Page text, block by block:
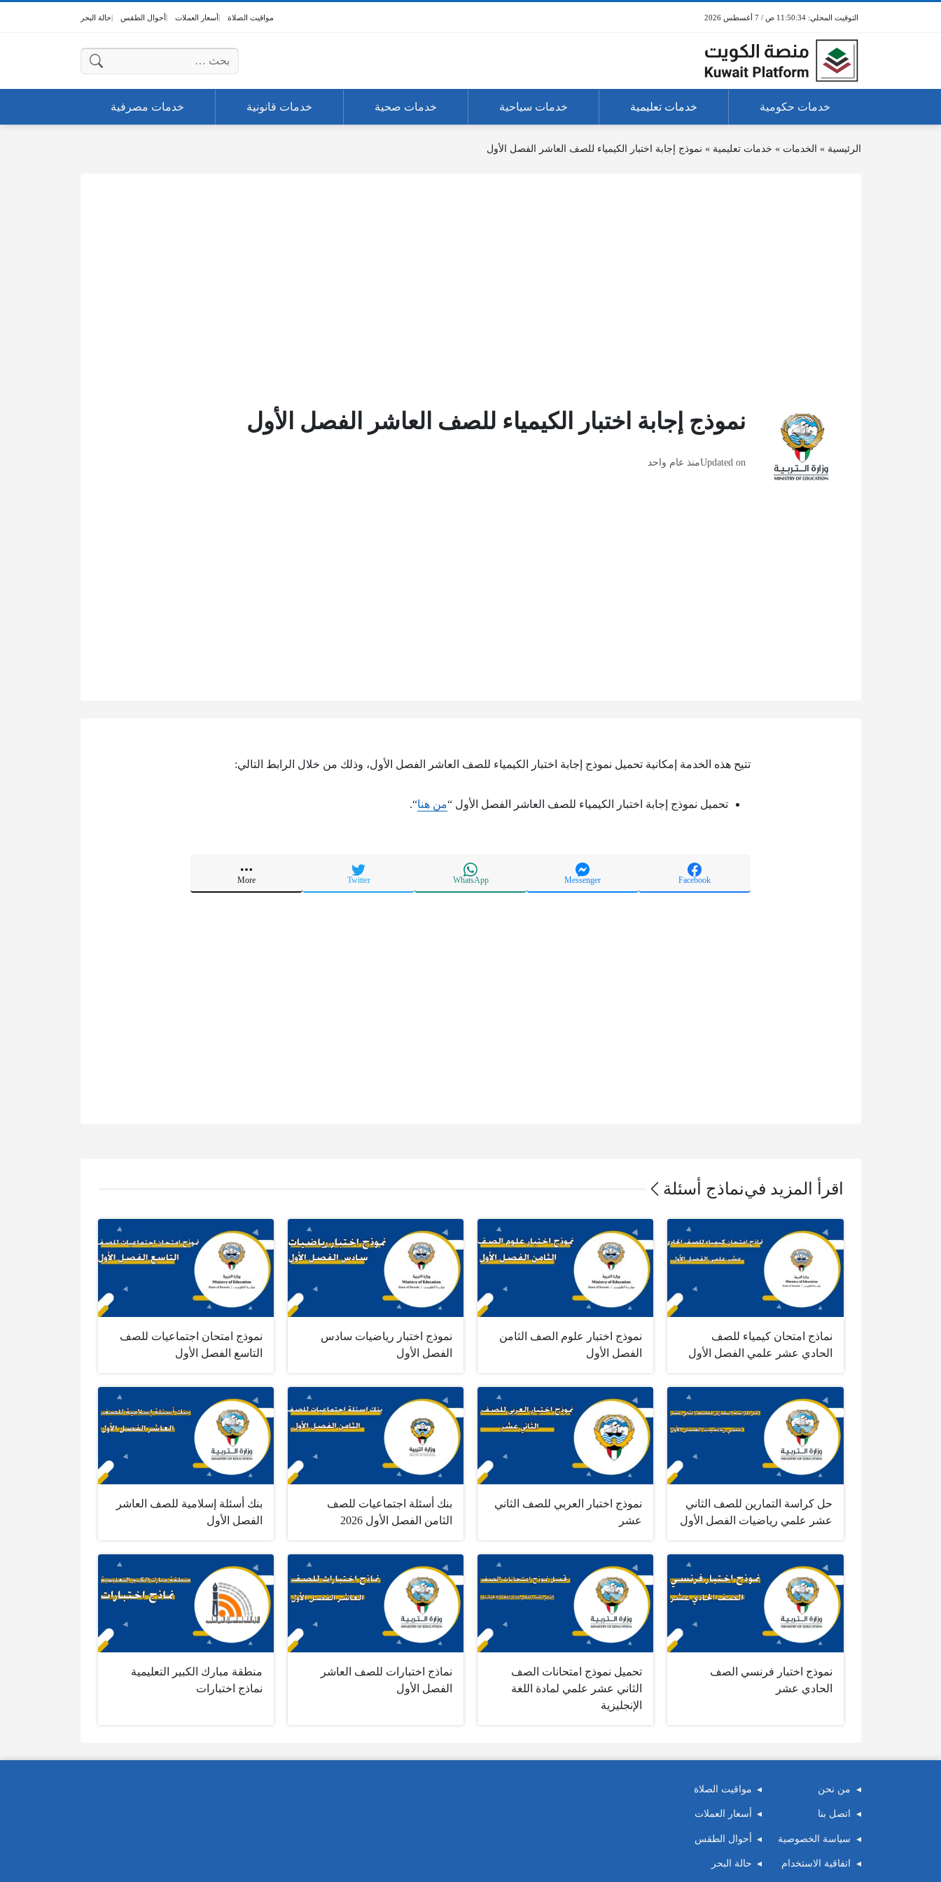
11:50:34 ص / 7 أغسطس 2026 مواقيت الصلاة أسعار العملات أحوال الطقس حالة البحر
البحث عن:
خدمات حكومية خدمات تعليمية خدمات سياحية خدمات صحية خدمات قانونية خدمات مصرفية
الرئيسية » الخدمات » خدمات تعليمية » نموذج إجابة اختبار الكيمياء للصف العاشر الفصل الأول
نموذج إجابة اختبار الكيمياء للصف العاشر الفصل الأول
Updated onمنذ عام واحد
تتيح هذه الخدمة إمكانية تحميل نموذج إجابة اختبار الكيمياء للصف العاشر الفصل الأول، وذلك من خلال الرابط التالي:
تحميل نموذج إجابة اختبار الكيمياء للصف العاشر الفصل الأول “من هنا“.
Facebook
Messenger
WhatsApp
Twitter
More
اقرأ المزيد فينماذج أسئلة
نماذج امتحان كيمياء للصف
الحادي عشر علمي الفصل الأول
نموذج اختبار علوم الصف الثامن
الفصل الأول
نموذج اختبار رياضيات سادس
الفصل الأول
نموذج امتحان اجتماعيات للصف
التاسع الفصل الأول
حل كراسة التمارين للصف الثاني
عشر علمي رياضيات الفصل الأول
نموذج اختبار العربي للصف الثاني
عشر
بنك أسئلة اجتماعيات للصف
الثامن الفصل الأول 2026
بنك أسئلة إسلامية للصف العاشر
الفصل الأول
نموذج اختبار فرنسي الصف
الحادي عشر
تحميل نموذج امتحانات الصف
الثاني عشر علمي لمادة اللغة
الإنجليزية
نماذج اختبارات للصف العاشر
الفصل الأول
منطقة مبارك الكبير التعليمية
نماذج اختبارات
من نحن
اتصل بنا
سياسة الخصوصية
اتفاقية الاستخدام
مواقيت الصلاة
أسعار العملات
أحوال الطقس
حالة البحر